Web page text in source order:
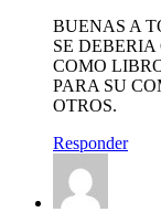
BUENAS A
SE
COMO
PARA SU
OTROS.
Responder